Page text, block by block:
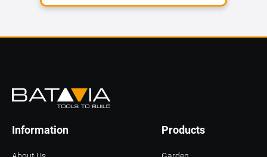
Products
Information